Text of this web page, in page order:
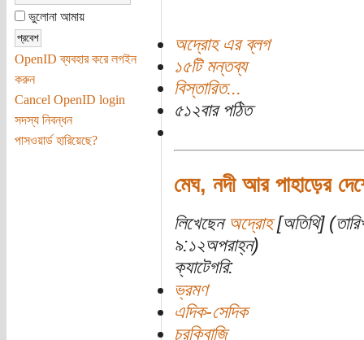
ভুলোনা আমায়
OpenID ব্যবহার করে লগইন
করুন
Cancel OpenID login
সদস্য নিবন্ধন
পাসওয়ার্ড হারিয়েছে?
অদ্রোহ এর ব্লগ
১৫টি মন্তব্য
বিস্তারিত...
৫১২বার পঠিত
মেঘ, নদী আর পাহাড়ের
লিখেছেন অদ্রোহ[অতিথি]
৯:১২অপরাহ্ন)
ক্যাটেগরি:
ভ্রমণ
এদিক-সেদিক
চরকিবাজি